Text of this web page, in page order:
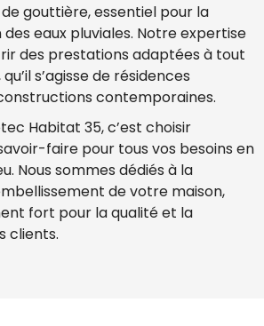
gouttière, essentiel pour la
eaux pluviales. Notre expertise
des prestations adaptées à tout
s’agisse de résidences
contemporaines.
Habitat 35, c’est choisir
faire pour tous vos besoins en
Nous sommes dédiés à la
de votre maison,
fort pour la qualité et la
clients.